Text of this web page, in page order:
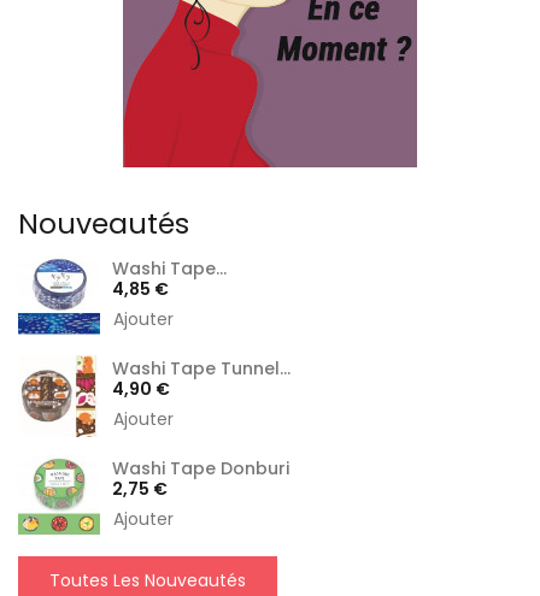
Nouveautés
Washi Tape...
Prix
4,85 €
Ajouter
Washi Tape Tunnel...
Prix
4,90 €
Ajouter
Washi Tape Donburi
Prix
2,75 €
Ajouter
Toutes Les Nouveautés